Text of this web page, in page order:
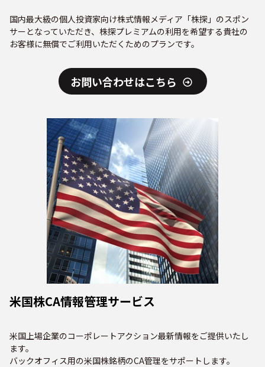
国内最大級の個人投資家向け株式情報メディア「株探」のスポン
サーとなっていただき、株探プレミアムの利用を希望する貴社の
お客様に無償でご利用いただくためのプランです。
お問い合わせはこちら
米国株CA情報管理サービス
米国上場企業のコーポレートアクション最新情報をご提供いたし
ます。
バックオフィス用の米国株銘柄のCA管理をサポートします。